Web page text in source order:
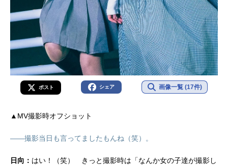
ポスト シェア 画像一覧 (17件)
▲MV撮影時オフショット
――撮影当日も言ってましたもんね（笑）。
日向： はい！（笑） きっと撮影時は「なんか女の子達が撮影し